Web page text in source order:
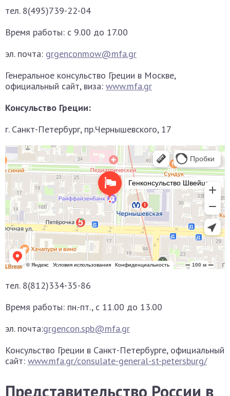
тел. 8(495)739-22-04
Время работы: с 9.00 до 17.00
эл. почта: grgenconmow@mfa.gr
Генеральное консульство Греции в Москве,
официальный сайт, виза: www.mfa.gr
Консульство Греции:
г. Санкт-Петербург, пр.Чернышевского, 17
тел. 8(812)334-35-86
Время работы: пн.-пт., с 11.00 до 13.00
эл. почта:grgencon.spb@mfa.gr
Консульство Греции в Санкт-Петербурге, официальный
сайт: www.mfa.gr/consulate-general-st-petersburg/
Представительство России в